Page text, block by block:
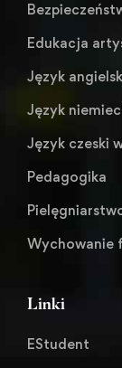
Edukacja
Język
Język
Język czeski
Pedagogika
Wychowanie
Linki
EStudent